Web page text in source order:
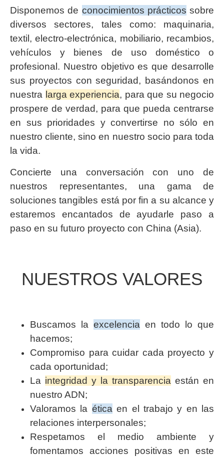
Disponemos de conocimientos prácticos sobre
diversos sectores, tales como: maquinaria,
textil, electro-electrónica, mobiliario, recambios,
vehículos y bienes de uso doméstico o
profesional. Nuestro objetivo es que desarrolle
sus proyectos con seguridad, basándonos en
nuestra larga experiencia, para que su negocio
prospere de verdad, para que pueda centrarse
en sus prioridades y convertirse no sólo en
nuestro cliente, sino en nuestro socio para toda
la vida.
Concierte una conversación con uno de
nuestros representantes, una gama de
soluciones tangibles está por fin a su alcance y
estaremos encantados de ayudarle paso a
paso en su futuro proyecto con China (Asia).
NUESTROS VALORES
Buscamos la excelencia en todo lo que
hacemos;
Compromiso para cuidar cada proyecto y
cada oportunidad;
La integridad y la transparencia están en
nuestro ADN;
Valoramos la éticaen el trabajo y en las
relaciones interpersonales;
Respetamos el medio ambiente y
fomentamos acciones positivas en este